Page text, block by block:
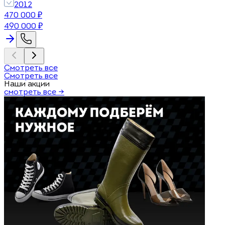
2012
470 000 ₽
490 000 ₽
Смотреть все
Смотреть все
Наши акции
смотреть все →